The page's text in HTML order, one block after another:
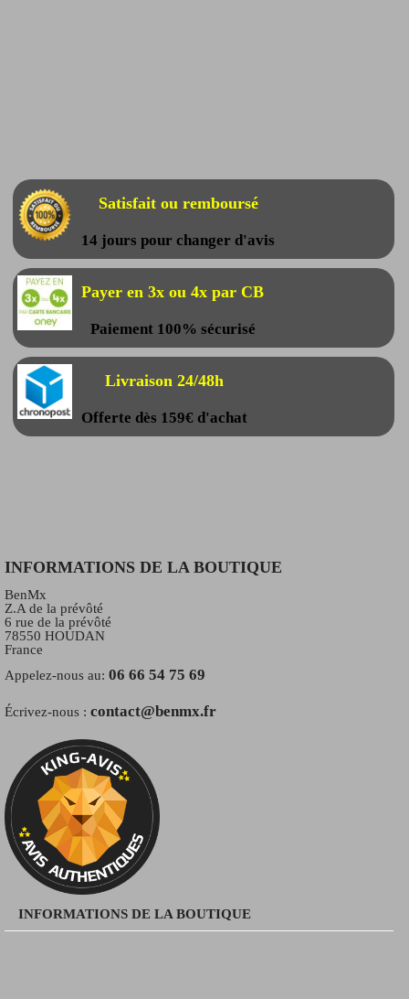
Satisfait ou remboursé
14 jours pour changer d'avis
Payer en 3x ou 4x par CB
Paiement 100% sécurisé
Livraison 24/48h
Offerte dès 159€ d'achat
INFORMATIONS DE LA BOUTIQUE
BenMx
Z.A de la prévôté
6 rue de la prévôté
78550 HOUDAN
France
Appelez-nous au: 06 66 54 75 69
Écrivez-nous : contact@benmx.fr
INFORMATIONS DE LA BOUTIQUE